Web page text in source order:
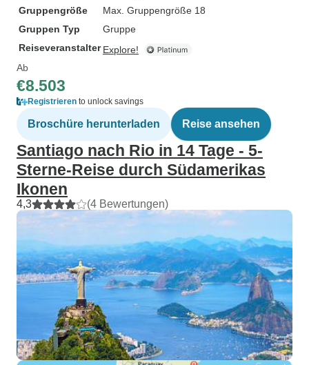
Gruppengröße
Max. Gruppengröße 18
Gruppen Typ
Gruppe
Reiseveranstalter Explore!
Ab
€8.503
Registrieren to unlock savings
Broschüre herunterladen Reise ansehen
Santiago nach Rio in 14 Tage - 5-
Sterne-Reise durch Südamerikas
Ikonen
4,3 (4 Bewertungen)